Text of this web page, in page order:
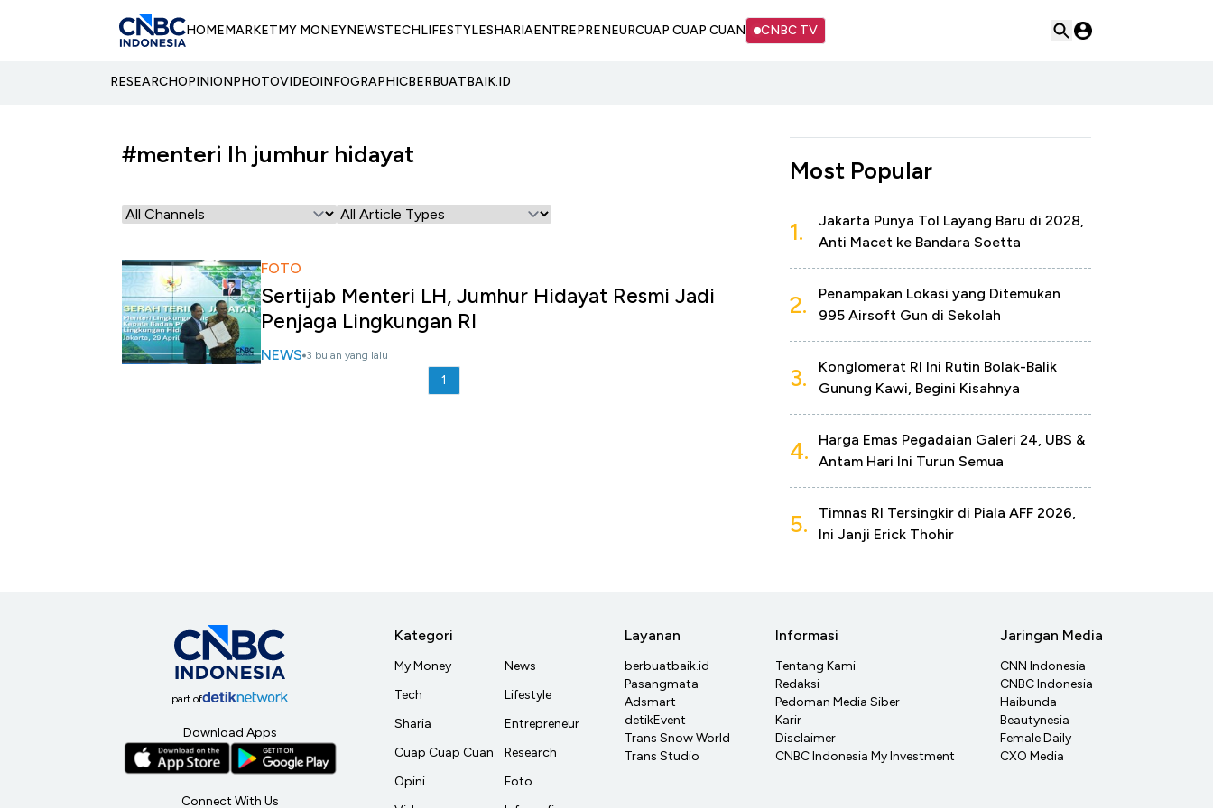
HOMEMARKETMY MONEYNEWSTECHLIFESTYLESHARIAENTREPRENEURCUAP CUAP CUAN CNBC TV
RESEARCHOPINIONPHOTOVIDEOINFOGRAPHICBERBUATBAIK.ID
#menteri lh jumhur hidayat
FOTO
Sertijab Menteri LH, Jumhur Hidayat Resmi Jadi
Penjaga Lingkungan RI
NEWS 3 bulan yang lalu
1
Most Popular
1.
Jakarta Punya Tol Layang Baru di 2028,
Anti Macet ke Bandara Soetta
2.
Penampakan Lokasi yang Ditemukan
995 Airsoft Gun di Sekolah
3.
Konglomerat RI Ini Rutin Bolak-Balik
Gunung Kawi, Begini Kisahnya
4.
Harga Emas Pegadaian Galeri 24, UBS &
Antam Hari Ini Turun Semua
5.
Timnas RI Tersingkir di Piala AFF 2026,
Ini Janji Erick Thohir
part of
Download Apps
Connect With Us
Kategori
My Money
Tech
Sharia
Cuap Cuap Cuan
Opini
News
Lifestyle
Entrepreneur
Research
Foto
Layanan
berbuatbaik.id
Pasangmata
Adsmart
detikEvent
Trans Snow World
Trans Studio
Informasi
Tentang Kami
Redaksi
Pedoman Media Siber
Karir
Disclaimer
CNBC Indonesia My Investment
Jaringan Media
CNN Indonesia
CNBC Indonesia
Haibunda
Beautynesia
Female Daily
CXO Media